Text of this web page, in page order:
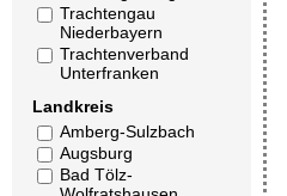
Trachtengau
Niederbayern
Trachtenverband
Unterfranken
Landkreis
Amberg-Sulzbach
Augsburg
Bad Tölz-